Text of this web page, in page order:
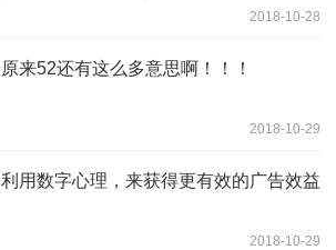
2018-10-28
原来52还有这么多意思啊！！！
2018-10-29
利用数字心理，来获得更有效的广告效益
2018-10-29